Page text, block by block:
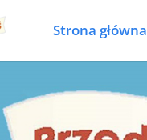
Strona główna